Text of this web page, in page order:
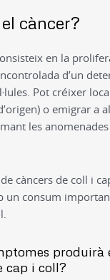
càncer?
en la
d’un
Pot créixer
o emigrar a
les anomenades
càncers de coll i
un consum
produirà
cap i coll?